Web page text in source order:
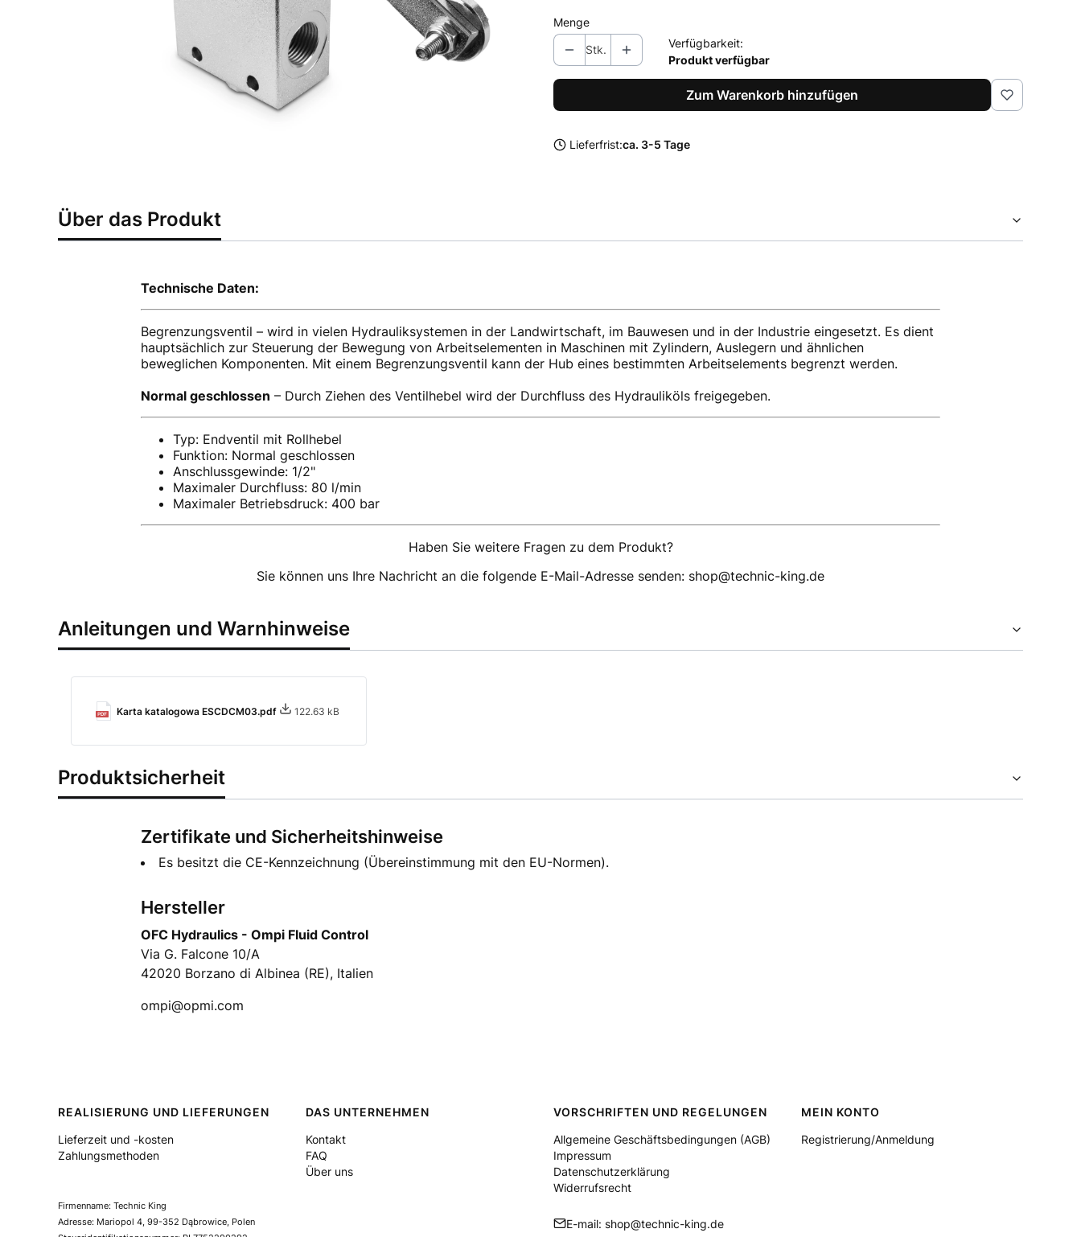
Menge
Stk.
Verfügbarkeit:
Produkt verfügbar
Zum Warenkorb hinzufügen
Lieferfrist:ca. 3-5 Tage
Über das Produkt
Technische Daten:
Begrenzungsventil – wird in vielen Hydrauliksystemen in der Landwirtschaft, im Bauwesen und in der Industrie eingesetzt. Es dient
hauptsächlich zur Steuerung der Bewegung von Arbeitselementen in Maschinen mit Zylindern, Auslegern und ähnlichen
beweglichen Komponenten. Mit einem Begrenzungsventil kann der Hub eines bestimmten Arbeitselements begrenzt werden.
Normal geschlossen – Durch Ziehen des Ventilhebel wird der Durchfluss des Hydrauliköls freigegeben.
Typ: Endventil mit Rollhebel
Funktion: Normal geschlossen
Anschlussgewinde: 1/2"
Maximaler Durchfluss: 80 l/min
Maximaler Betriebsdruck: 400 bar
Haben Sie weitere Fragen zu dem Produkt?
Sie können uns Ihre Nachricht an die folgende E-Mail-Adresse senden: shop@technic-king.de
Anleitungen und Warnhinweise
Karta katalogowa ESCDCM03.pdf 122.63 kB
Produktsicherheit
Zertifikate und Sicherheitshinweise
Es besitzt die CE-Kennzeichnung (Übereinstimmung mit den EU-Normen).
Hersteller
OFC Hydraulics - Ompi Fluid Control
Via G. Falcone 10/A
42020 Borzano di Albinea (RE), Italien
ompi@opmi.com
Fußzeilenmenü
REALISIERUNG UND LIEFERUNGEN
Lieferzeit und -kosten
Zahlungsmethoden
DAS UNTERNEHMEN
Kontakt
FAQ
Über uns
VORSCHRIFTEN UND REGELUNGEN
Allgemeine Geschäftsbedingungen (AGB)
Impressum
Datenschutzerklärung
Widerrufsrecht
MEIN KONTO
Registrierung/Anmeldung
Firmenname: Technic King
Adresse: Mariopol 4, 99-352 Dąbrowice, Polen
E-mail: shop@technic-king.de